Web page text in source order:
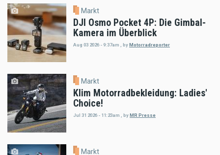
Markt
DJI Osmo Pocket 4P: Die Gimbal-
Kamera im Überblick
Aug 03 2026 - 9:37am , byMotorradreporter
Markt
Klim Motorradbekleidung: Ladies'
Choice!
Jul 31 2026 - 11:23am byMR Presse
Markt